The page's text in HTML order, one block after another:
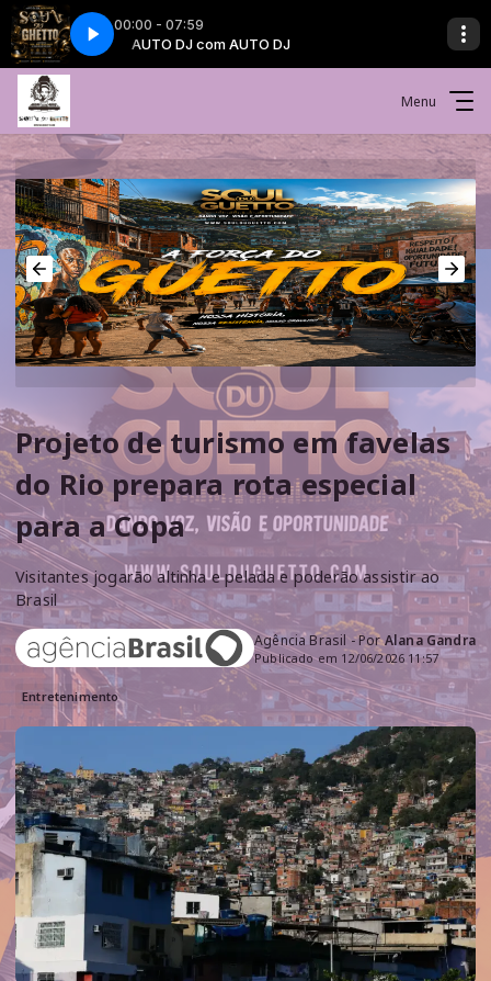
00:00 - 07:59
AUTO DJ com AUTO DJ
ESPAÇO BLACK 90 com ESPAÇO BLACK
Menu
Projeto de turismo em favelas
do Rio prepara rota especial
para a Copa
Visitantes jogarão altinha e pelada e poderão assistir ao
Brasil
Agência Brasil - PorAlana Gandra
Publicado em 12/06/2026 11:57
Entretenimento